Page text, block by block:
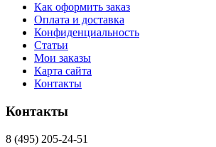
Как оформить заказ
Оплата и доставка
Конфиденциальность
Статьи
Мои заказы
Карта сайта
Контакты
Контакты
8 (495) 205-24-51